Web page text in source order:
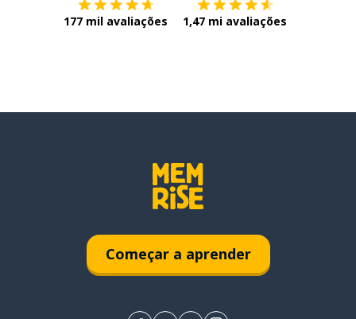
177 mil avaliações 1,47 mi avaliações
Começar a aprender